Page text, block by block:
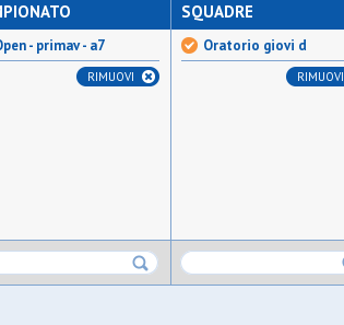
- primav - a7
RIMUOVI
SQUADRE
Oratorio giovi d
RIMUOVI